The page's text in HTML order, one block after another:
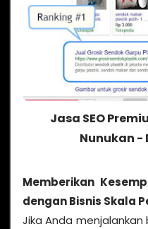
Jasa SEO
Nunukan -
Memberikan
dengan Bisnis Skala
Jika Anda menjalankan